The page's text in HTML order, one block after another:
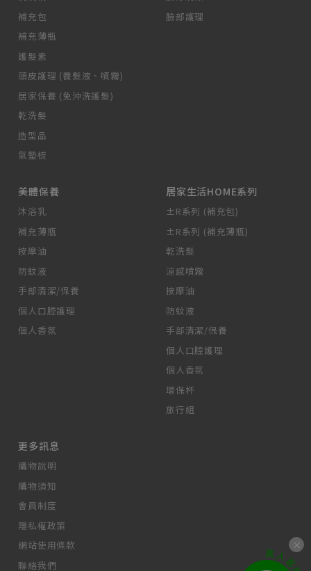
補充包
補充薄瓶
護髮素
頭皮護理 (養髮液、噴霧)
居家保養 (免沖洗護髮)
乾洗髮
造型品
氣墊梳
臉部護理
美體保養
沐浴乳
補充薄瓶
按摩油
防蚊液
手部清潔/保養
個人口腔護理
個人香氛
居家生活HOME系列
±R系列 (補充包)
±R系列 (補充薄瓶)
乾洗髮
涼感噴霧
按摩油
防蚊液
手部清潔/保養
個人口腔護理
個人香氛
環保杯
旅行組
更多訊息
購物說明
購物須知
會員制度
隱私權政策
網站使用條款
聯絡我們